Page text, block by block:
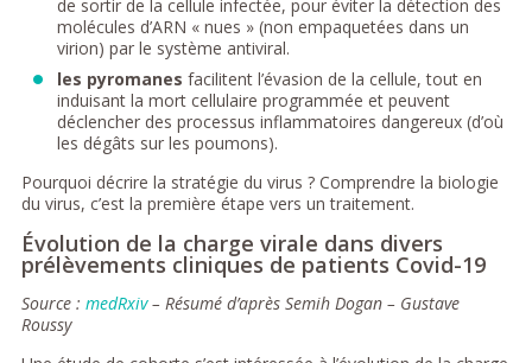
de sortir de la cellule infectée, pour éviter la détection des
molécules d’ARN « nues » (non empaquetées dans un
virion) par le système antiviral.
les pyromanes facilitent l’évasion de la cellule, tout en
induisant la mort cellulaire programmée et peuvent
déclencher des processus inflammatoires dangereux (d’où
les dégâts sur les poumons).
Pourquoi décrire la stratégie du virus ? Comprendre la biologie
du virus, c’est la première étape vers un traitement.
Évolution de la charge virale dans divers
prélèvements cliniques de patients Covid-19
Source : medRxiv– Résumé d’après Semih Dogan – Gustave
Roussy